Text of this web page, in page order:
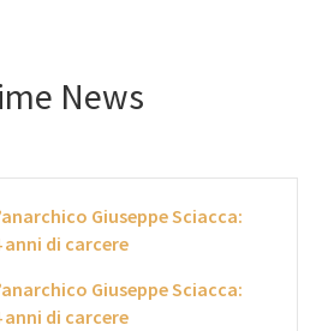
News
Giuseppe Sciacca:
di carcere
Giuseppe Sciacca:
di carcere